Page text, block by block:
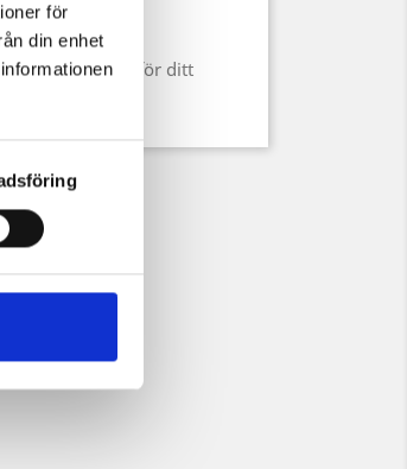
för
din enhet
som bas för ditt